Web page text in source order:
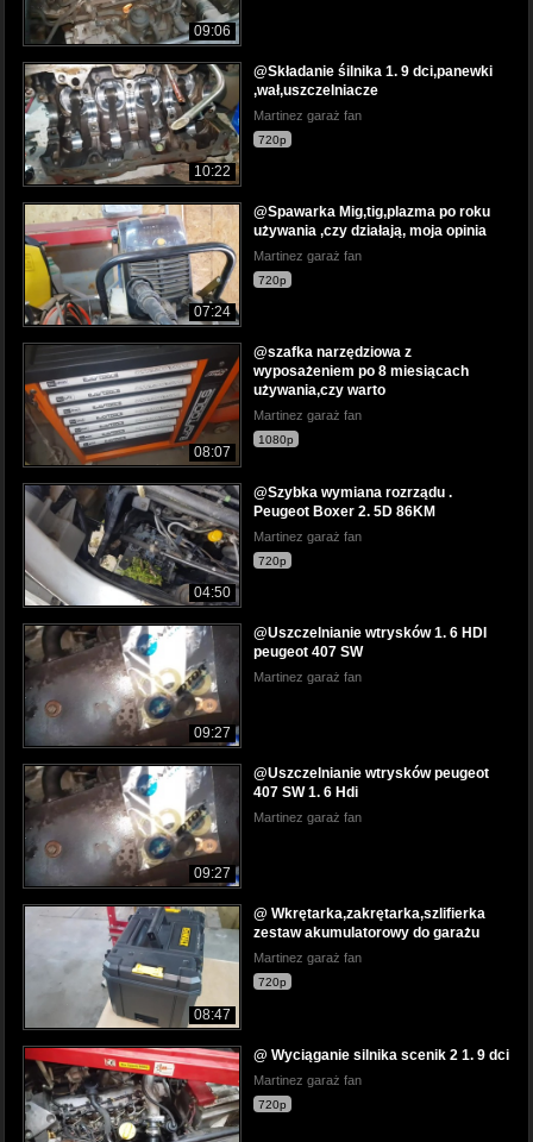
09:06
10:22
@Składanie śilnika 1. 9 dci,panewki
,wał,uszczelniacze
Martinez garaż fan
720p
07:24
@Spawarka Mig,tig,plazma po roku
używania ,czy działają, moja opinia
Martinez garaż fan
720p
08:07
@szafka narzędziowa z
wyposażeniem po 8 miesiącach
używania,czy warto
Martinez garaż fan
1080p
04:50
@Szybka wymiana rozrządu .
Peugeot Boxer 2. 5D 86KM
Martinez garaż fan
720p
09:27
@Uszczelnianie wtrysków 1. 6 HDI
peugeot 407 SW
Martinez garaż fan
09:27
@Uszczelnianie wtrysków peugeot
407 SW 1. 6 Hdi
Martinez garaż fan
08:47
@ Wkrętarka,zakrętarka,szlifierka
zestaw akumulatorowy do garażu
Martinez garaż fan
720p
@ Wyciąganie silnika scenik 2 1. 9 dci
Martinez garaż fan
720p